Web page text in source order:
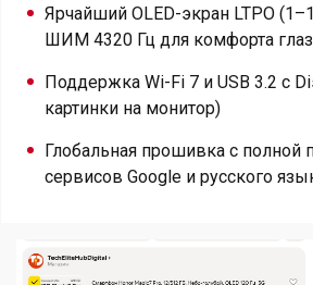
Ярчайший OLED-экран LTPO
ШИМ 4320 Гц для комфорта глаз
Поддержка Wi-Fi 7 и USB 3.2 с
картинки на монитор)
Глобальная прошивка с полной
сервисов Google и русского